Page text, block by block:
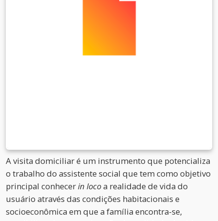
A visita domiciliar é um instrumento que potencializa
o trabalho do assistente social que tem como objetivo
principal conhecerin locoa realidade de vida do
usuário através das condições habitacionais e
socioeconômica em que a família encontra-se,